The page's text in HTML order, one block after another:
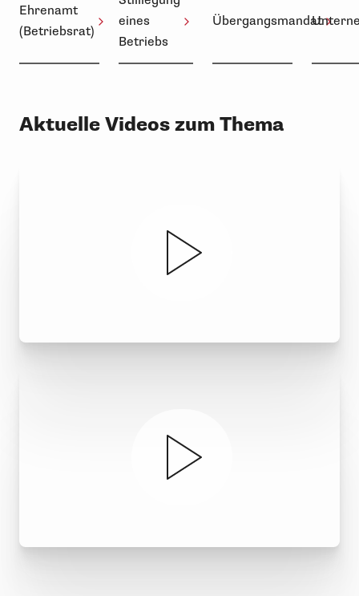
Ehrenamt
(Betriebsrat)
eines
Betriebs
Übergangsmandat
Aktuelle Videos zum Thema